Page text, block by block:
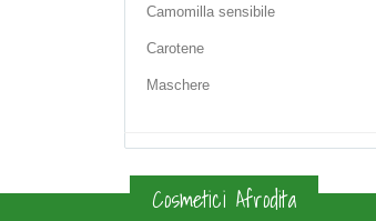
Camomilla sensibile
Carotene
Maschere
Cosmetici Afrodita